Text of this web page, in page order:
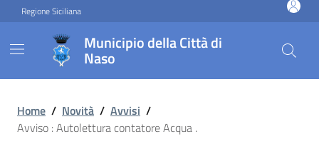
Vai ai contenuti
Vai al footer
Regione Siciliana
Municipio della Città di
Naso
Avviso : Autolettura
Home / Novità / Avvisi /
Avviso : Autolettura contatore Acqua .